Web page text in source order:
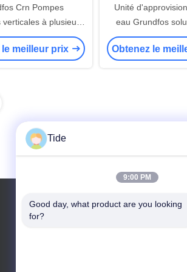
Crn Pompes
à plusieurs
Air conditionné
Chauffage industriel
le meilleur prix
Unité
eau Grundfos
pour la
résidentielle
Obtenez le
Tide
9:00 PM
Good day, what product are you looking
for?